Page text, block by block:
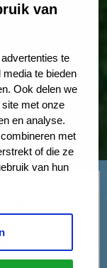
van
te
te bieden
Ook delen we
met onze
en analyse.
met
of die ze
van hun
worden
van de